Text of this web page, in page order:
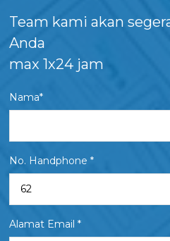
Team kami akan
Anda
max 1x24 jam
Nama*
No. Handphone *
Alamat Email *